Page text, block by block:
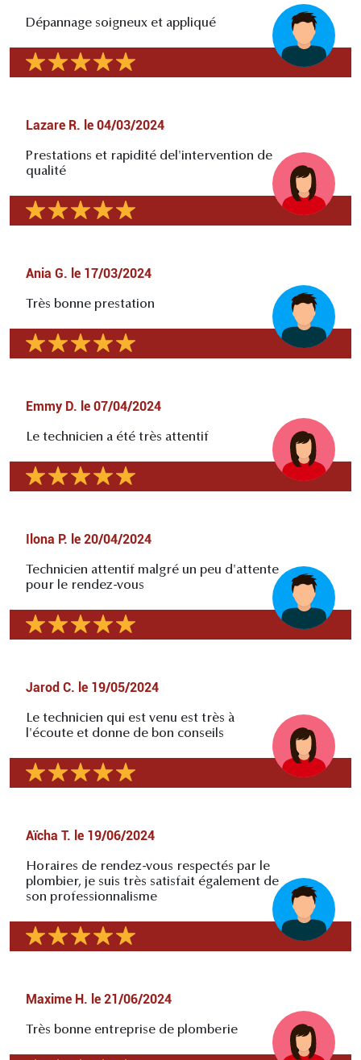
Dépannage soigneux et appliqué
Lazare R. le 04/03/2024
Prestations et rapidité del'intervention de
qualité
Ania G. le 17/03/2024
Très bonne prestation
Emmy D. le 07/04/2024
Le technicien a été très attentif
Ilona P. le 20/04/2024
Technicien attentif malgré un peu d'attente
pour le rendez-vous
Jarod C. le 19/05/2024
Le technicien qui est venu est très à
l'écoute et donne de bon conseils
Aïcha T. le 19/06/2024
Horaires de rendez-vous respectés par le
plombier, je suis très satisfait également de
son professionnalisme
Maxime H. le 21/06/2024
Très bonne entreprise de plomberie